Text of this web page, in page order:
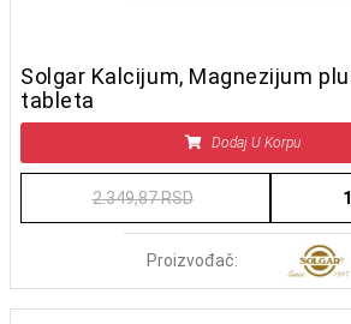
Solgar Kalcijum, Magnezijum
tableta
Dodaj U Korpu
2.349,87 RSD
Proizvođač: